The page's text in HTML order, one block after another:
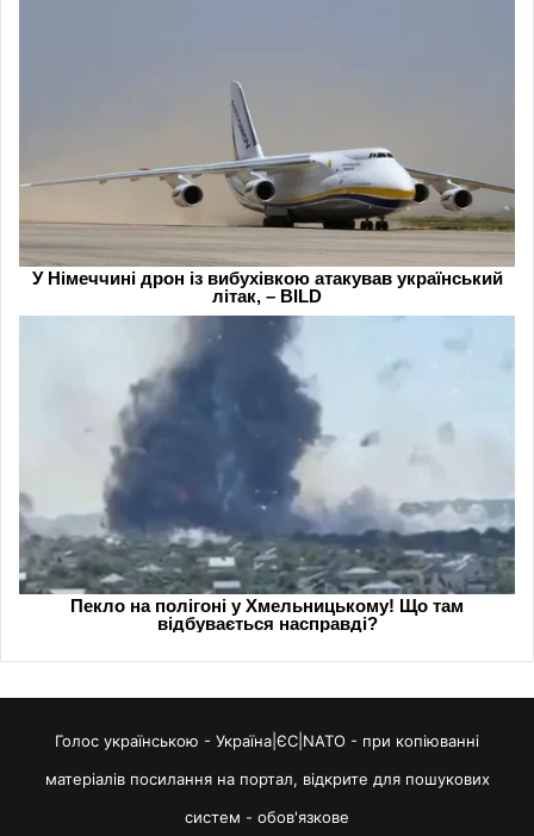
Голос українською - Україна|ЄС|NATO - при копіюванні
матеріалів посилання на портал, відкрите для пошукових
систем - обов'язкове